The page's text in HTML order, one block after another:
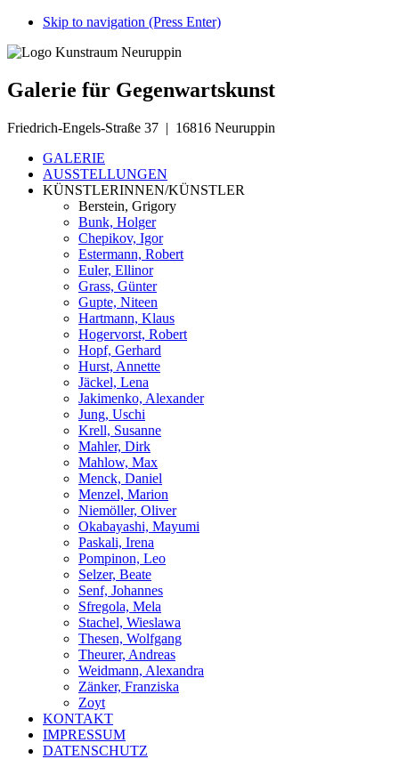
Skip to navigation (Press Enter)
Galerie für Gegenwartskunst
Friedrich-Engels-Straße 37 | 16816 Neuruppin
GALERIE
AUSSTELLUNGEN
KÜNSTLERINNEN/KÜNSTLER
Berstein, Grigory
Bunk, Holger
Chepikov, Igor
Estermann, Robert
Euler, Ellinor
Grass, Günter
Gupte, Niteen
Hartmann, Klaus
Hogervorst, Robert
Hopf, Gerhard
Hurst, Annette
Jäckel, Lena
Jakimenko, Alexander
Jung, Uschi
Krell, Susanne
Mahler, Dirk
Mahlow, Max
Menck, Daniel
Menzel, Marion
Niemöller, Oliver
Okabayashi, Mayumi
Paskali, Irena
Pompinon, Leo
Selzer, Beate
Senf, Johannes
Sfregola, Mela
Stachel, Wieslawa
Thesen, Wolfgang
Theurer, Andreas
Weidmann, Alexandra
Zänker, Franziska
Zoyt
KONTAKT
IMPRESSUM
DATENSCHUTZ